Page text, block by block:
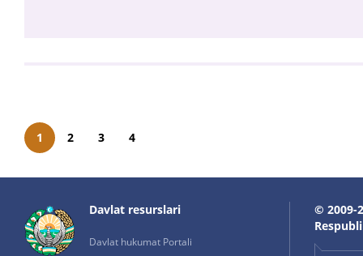
1 2 3 4
Davlat resurslari
Davlat hukumat Portali
© 2009-